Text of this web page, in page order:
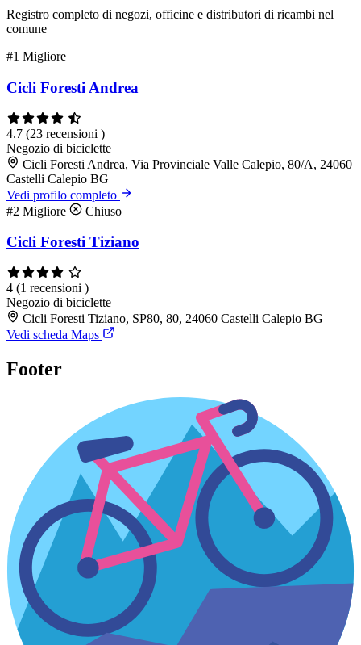
Registro completo di negozi, officine e distributori di ricambi nel
comune
#1 Migliore
Cicli Foresti Andrea
4.7 (23 recensioni )
Negozio di biciclette
Cicli Foresti Andrea, Via Provinciale Valle Calepio, 80/A, 24060
Castelli Calepio BG
Vedi profilo completo
#2 Migliore Chiuso
Cicli Foresti Tiziano
4 (1 recensioni )
Negozio di biciclette
Cicli Foresti Tiziano, SP80, 80, 24060 Castelli Calepio BG
Vedi scheda Maps
Footer